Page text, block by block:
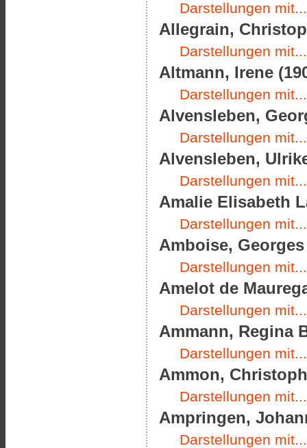
Darstellungen mit...
Allegrain,
Darstellungen mit...
Altmann, Irene
Darstellungen mit...
Alvensleben,
Darstellungen mit...
Alvensleben,
Darstellungen mit...
Amalie Elisabeth
Darstellungen mit...
Amboise, Georges
Darstellungen mit...
Amelot de
Darstellungen mit...
Ammann, Regina
Darstellungen mit...
Ammon,
Darstellungen mit...
Ampringen,
Darstellungen mit...